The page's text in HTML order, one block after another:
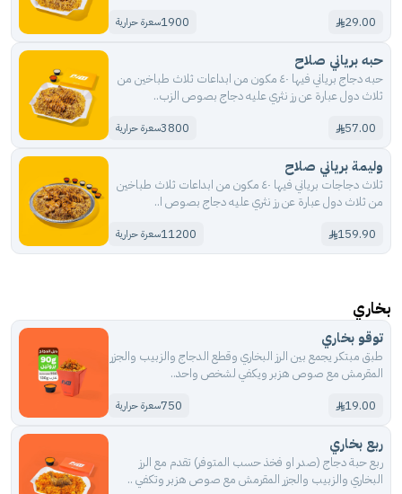
29.00
1900سعرة حرارية
حبه برياني صلاح
حبه دجاج برياني فيها ٤٠ مكون من ابداعات ثلاث طباخين من
ثلاث دول عبارة عن رز نثري عليه دجاج بصوص الزب..
57.00
3800سعرة حرارية
وليمة برياني صلاح
ثلاث دجاجات برياني فيها ٤٠ مكون من ابداعات ثلاث طباخين
من ثلاث دول عبارة عن رز نثري عليه دجاج بصوص ا..
159.90
11200سعرة حرارية
بخاري
توقو بخاري
طبق مبتكر يجمع بين الرز البخاري وقطع الدجاج والزبيب والجزر
المقرمش مع صوص هزبر ويكفي لشخص واحد..
19.00
750سعرة حرارية
ربع بخاري
ربع حبة دجاج (صدر او فخذ حسب المتوفر) تقدم مع الرز
البخاري والزبيب والجزر المقرمش مع صوص هزبر وتكفي ..